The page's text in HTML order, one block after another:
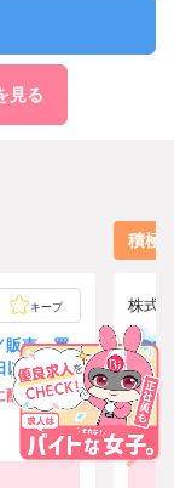
見る
キープ
販売・買
以上・残
配属予定＞
ブ元町本
5分
積極
株式